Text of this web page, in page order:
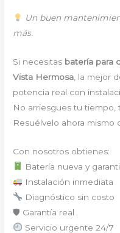
Un buen
más.
Si necesitas batería para
Vista Hermosa , la mejor
potencia real con
No arriesgues tu tiempo,
Resuélvelo ahora mismo
Con nosotros obtienes:
Batería nueva y
Instalación inmediata
Diagnóstico sin costo
🛡 Garantía real
Servicio urgente 24/7